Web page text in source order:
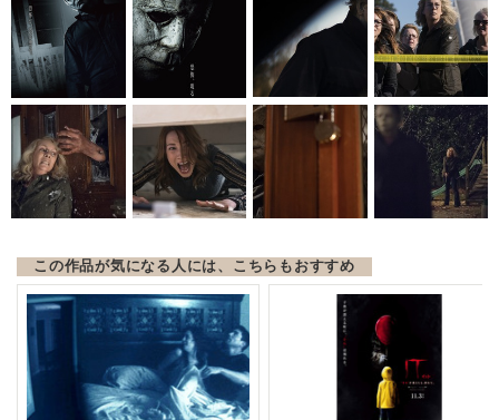
この作品が気になる人には、こちらもおすすめ